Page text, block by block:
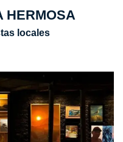
HERMOSA
locales